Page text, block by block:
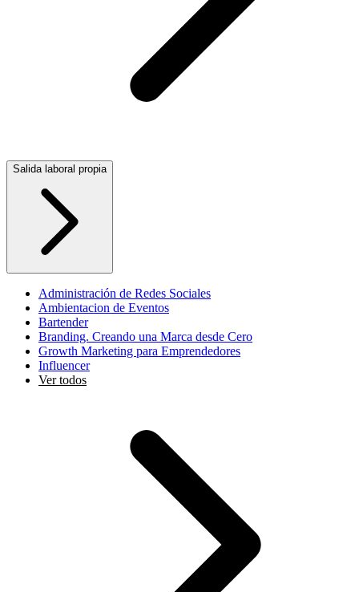
Salida laboral propia
Administración de Redes Sociales
Ambientacion de Eventos
Bartender
Branding. Creando una Marca desde Cero
Growth Marketing para Emprendedores
Influencer
Ver todos